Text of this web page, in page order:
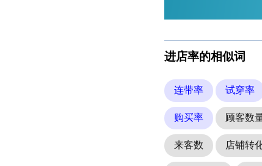
进店率的相似词
连带率 试穿率
购买率 顾客数
来客数 店铺转